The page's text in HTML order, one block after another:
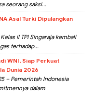
seorang saksi...
Asal Turki Dipulangkan
II TPI Singaraja kembali
terhadap...
WNI, Siap Perkuat
Dunia 2026
– Pemerintah Indonesia
dalam